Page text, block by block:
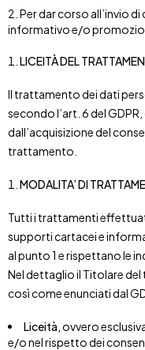
Per dar corso all’invio
informativo e/o
LICEITÀ DEL
Il trattamento dei dati
secondo l’art. 6 del
dall’acquisizione del
trattamento.
MODALITA’ DI
Tutti i trattamenti
supporti cartacei e
al punto 1 e rispettano le
Nel dettaglio il Titolare
così come enunciati dal
Liceità,ovvero
e/o nel rispetto dei